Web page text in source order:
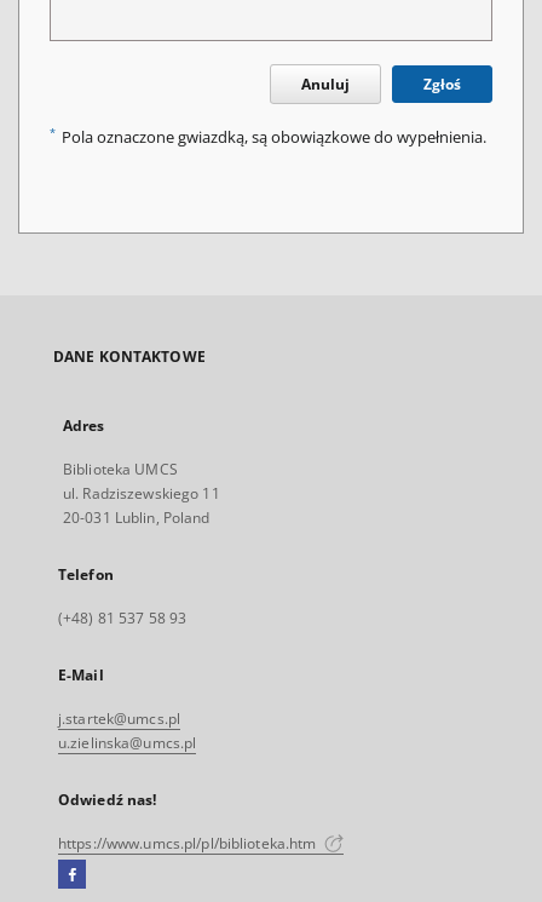
Anuluj Zgłoś
* Pola oznaczone gwiazdką, są obowiązkowe do wypełnienia.
DANE KONTAKTOWE
Adres
Biblioteka UMCS
ul. Radziszewskiego 11
20-031 Lublin, Poland
Telefon
(+48) 81 537 58 93
E-Mail
j.startek@umcs.pl
u.zielinska@umcs.pl
Odwiedź nas!
https://www.umcs.pl/pl/biblioteka.htm
Facebook